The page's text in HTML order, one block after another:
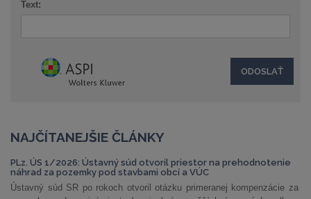
Text:
NAJČÍTANEJŠIE ČLÁNKY
PLz. ÚS 1/2026: Ústavný súd otvoril priestor na prehodnotenie
náhrad za pozemky pod stavbami obcí a VÚC
Ústavný súd SR po rokoch otvoril otázku primeranej kompenzácie za